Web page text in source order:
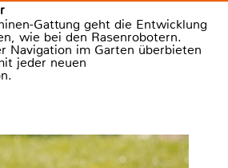
Gattung geht die Entwicklung
wie bei den Rasenrobotern.
Navigation im Garten überbieten
jeder neuen